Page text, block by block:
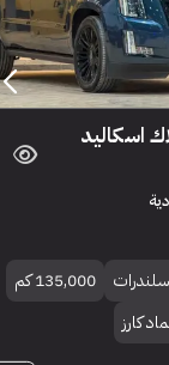
اسكاليد
135,000 كم
كارز